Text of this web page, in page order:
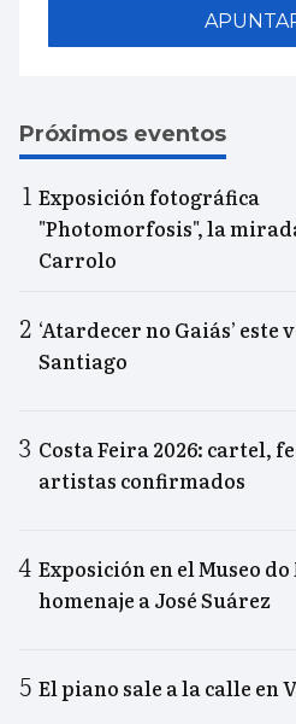
Próximos eventos
Exposición fotográfica
"Photomorfosis", la
Carrolo
‘Atardecer no Gaiás’ este
Santiago
Costa Feira 2026: cartel,
artistas confirmados
Exposición en el Museo
homenaje a José Suárez
El piano sale a la calle en